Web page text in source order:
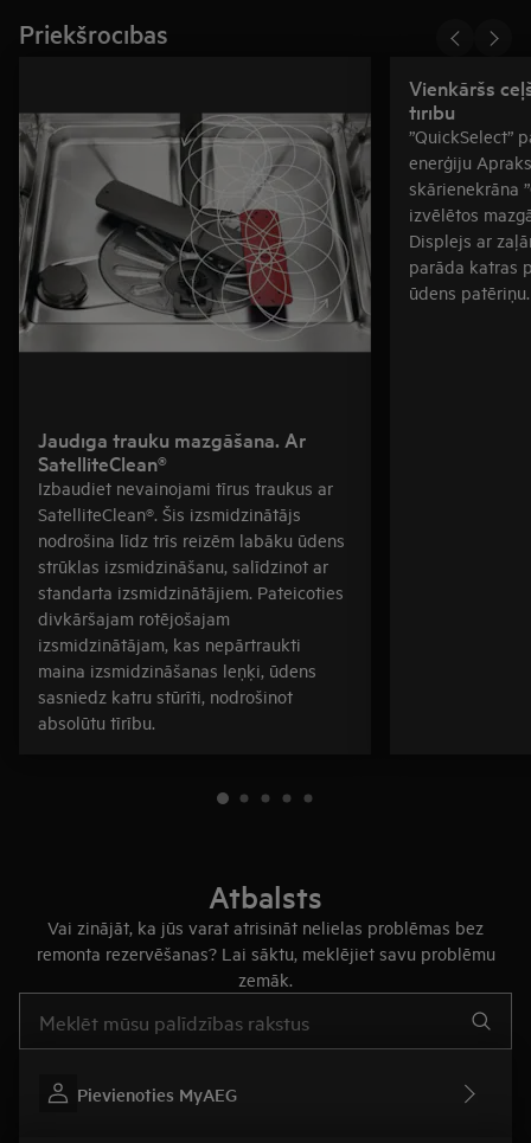
Priekšrocības
Jaudīga trauku mazgāšana. Ar
SatelliteClean®
Izbaudiet nevainojami tīrus traukus ar
SatelliteClean®. Šis izsmidzinātājs
nodrošina līdz trīs reizēm labāku ūdens
strūklas izsmidzināšanu, salīdzinot ar
standarta izsmidzinātājiem. Pateicoties
divkāršajam rotējošajam
izsmidzinātājam, kas nepārtraukti
maina izsmidzināšanas leņķi, ūdens
sasniedz katru stūrīti, nodrošinot
absolūtu tīrību.
Vienkāršs
tīrību
”QuickSelect”
enerģiju
skārienekrāna
izvēlētos
Displejs ar
parāda katras
ūdens patēriņu.
Atbalsts
Vai zinājāt, ka jūs varat atrisināt nelielas problēmas bez
remonta rezervēšanas? Lai sāktu, meklējiet savu problēmu
zemāk.
Pievienoties MyAEG